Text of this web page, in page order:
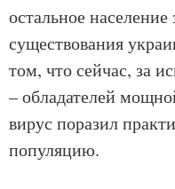
остальное
существования
том, что сейчас, за
– обладателей
вирус поразил
популяцию.